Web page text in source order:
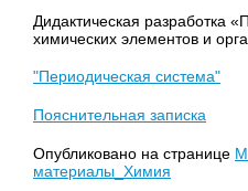
Дидактическая разработка
химических элементов и
"Периодическая система"
Пояснительная записка
Опубликовано на странице
материалы_Химия